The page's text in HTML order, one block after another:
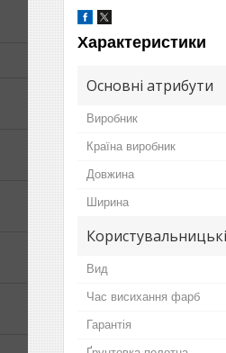
Характеристики
Основні атрибути
Виробник
Країна виробник
Довжина
Ширина
Вид
Час висихання фарб
Гарантія